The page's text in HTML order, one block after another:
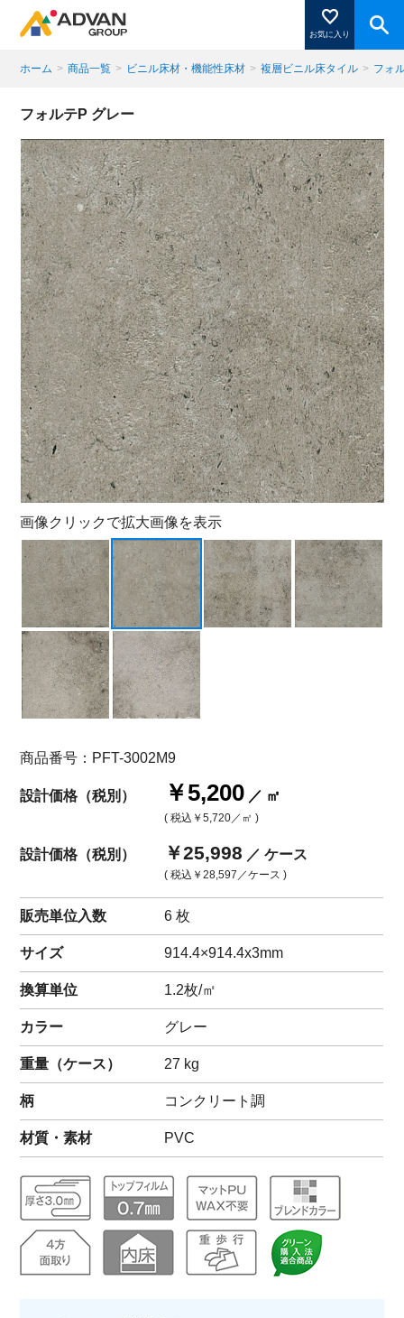
お気に入り
商品ページにある「お気に入り登録」を押すと登録した
商品がここに表示されます。
閉じる
ホーム > 商品一覧 > ビニル床材・機能性床材 > 複層ビニル床タイル > フォ
フォルテP グレー
画像クリックで拡大画像を表示
商品番号：PFT-3002M9
設計価格（税別） ￥5,200 ／ ㎡
( 税込 ￥5,720 ／㎡ )
設計価格（税別） ￥25,998 ／ ケース
( 税込 ￥28,597 ／ケース )
販売単位入数 6 枚
サイズ 914.4×914.4x3mm
換算単位 1.2枚/㎡
カラー グレー
重量（ケース） 27 kg
柄 コンクリート調
材質・素材 PVC